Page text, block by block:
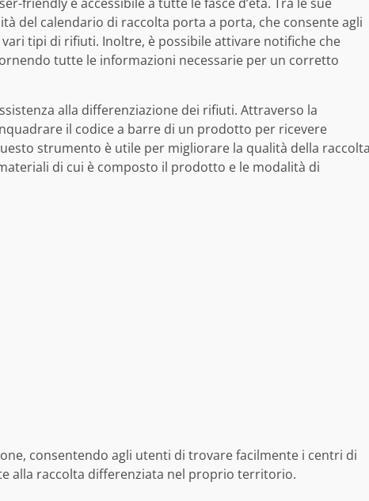
del calendario di raccolta porta a porta, che consente agli
tipi di rifiuti. Inoltre, è possibile attivare notifiche che
tutte le informazioni necessarie per un corretto
alla differenziazione dei rifiuti. Attraverso la
il codice a barre di un prodotto per ricevere
strumento è utile per migliorare la qualità della
di cui è composto il prodotto e le modalità di
consentendo agli utenti di trovare facilmente i centri di
alla raccolta differenziata nel proprio territorio.